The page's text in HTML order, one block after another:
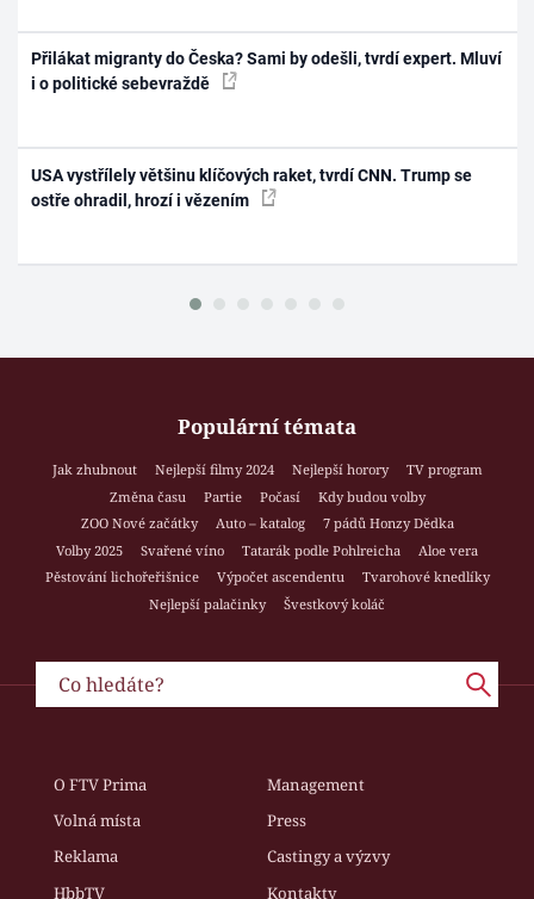
Přilákat migranty do Česka? Sami by odešli, tvrdí expert. Mluví
i o politické sebevraždě
USA vystřílely většinu klíčových raket, tvrdí CNN. Trump se
ostře ohradil, hrozí i vězením
Populární témata
Jak zhubnout Nejlepší filmy 2024 Nejlepší horory
TV program
Změna času
Partie Počasí
Kdy budou volby
ZOO Nové začátky
Auto – katalog
7 pádů Honzy Dědka
Volby 2025
Svařené víno Tatarák podle Pohlreicha
Aloe vera
Pěstování lichořeřišnice
Výpočet ascendentu
Tvarohové knedlíky
Nejlepší palačinky
Švestkový koláč
O FTV Prima
Management
Volná místa
Press
Reklama
Castingy a výzvy
HbbTV
Kontakty